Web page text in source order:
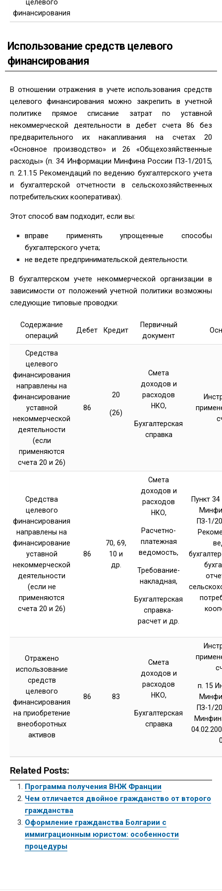
целевого
финансирования
Использование средств целевого
финансирования
В отношении отражения в учете использования средств
целевого финансирования можно закрепить в учетной
политике прямое списание затрат по уставной
некоммерческой деятельности в дебет счета 86 без
предварительного их накапливания на счетах 20
«Основное производство» и 26 «Общехозяйственные
расходы» (п. 34 Информации Минфина России ПЗ-1/2015,
п. 2.1.15 Рекомендаций по ведению бухгалтерского учета
и бухгалтерской отчетности в сельскохозяйственных
потребительских кооперативах).
Этот способ вам подходит, если вы:
вправе применять упрощенные способы
бухгалтерского учета;
не ведете предпринимательской деятельности.
В бухгалтерском учете некоммерческой организации в
зависимости от положений учетной политики возможны
следующие типовые проводки:
Содержание
операций
Дебет Кредит
Первичный
документ
Средства
целевого
финансирования
направлены на
финансирование
уставной
некоммерческой
деятельности
(если
применяются
счета 20 и 26)
86
20
(26)
Смета
доходов и
расходов
НКО,
Бухгалтерская
справка
Средства
целевого
финансирования
направлены на
финансирование
уставной
некоммерческой
деятельности
(если не
применяются
счета 20 и 26)
86
70, 69,
10 и
др.
Смета
доходов и
расходов
НКО,
Расчетно-
платежная
ведомость,
Требование-
накладная,
Бухгалтерская
справка-
расчет и др.
Пункт
ПЗ-1/
Отражено
использование
средств
целевого
финансирования
на приобретение
внеоборотных
активов
86 83
Смета
доходов и
расходов
НКО,
Бухгалтерская
справка
п. 15
ПЗ-1/
Related Posts:
Программа получения ВНЖ Франции
Чем отличается двойное гражданство от второго
гражданства
Оформление гражданства Болгарии с
иммиграционным юристом: особенности
процедуры